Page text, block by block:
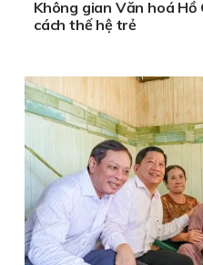
Không gian Văn hoá Hồ
cách thế hệ trẻ